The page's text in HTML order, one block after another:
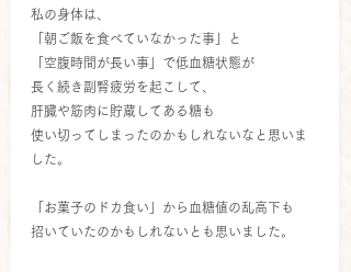
私の身体は、
「朝ご飯を食べていなかった事」と
「空腹時間が長い事」で低血糖状態が
長く続き副腎疲労を起こして、
肝臓や筋肉に貯蔵してある糖も
使い切ってしまったのかもしれないなと思いま
した。
「お菓子のドカ食い」から血糖値の乱高下も
招いていたのかもしれないとも思いました。